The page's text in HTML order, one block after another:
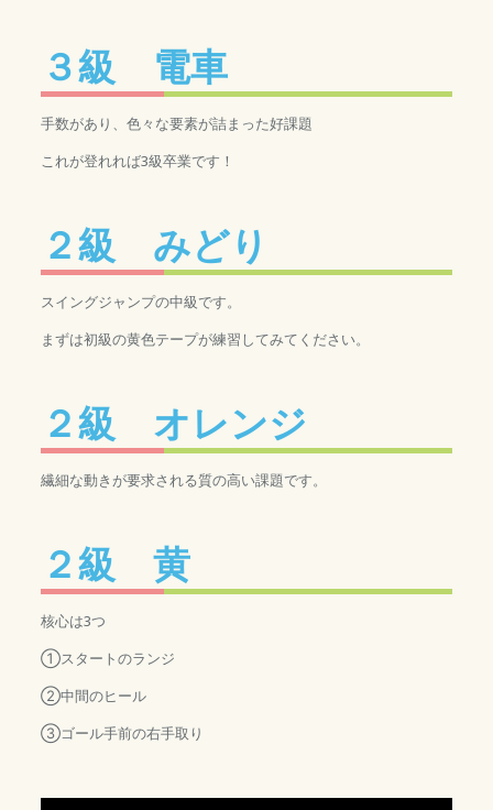
３級 電車
手数があり、色々な要素が詰まった好課題
これが登れれば3級卒業です！
２級 みどり
スイングジャンプの中級です。
まずは初級の黄色テープが練習してみてください。
２級 オレンジ
繊細な動きが要求される質の高い課題です。
２級 黄
核心は3つ
①スタートのランジ
②中間のヒール
③ゴール手前の右手取り